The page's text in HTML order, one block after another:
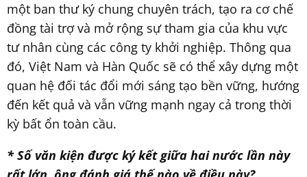
một ban thư ký chung chuyên trách, tạo ra cơ chế
đồng tài trợ và mở rộng sự tham gia của khu vực
tư nhân cùng các công ty khởi nghiệp. Thông qua
đó, Việt Nam và Hàn Quốc sẽ có thể xây dựng một
quan hệ đối tác đổi mới sáng tạo bền vững, hướng
đến kết quả và vẫn vững mạnh ngay cả trong thời
kỳ bất ổn toàn cầu.
* Số văn kiện được ký kết giữa hai nước lần này